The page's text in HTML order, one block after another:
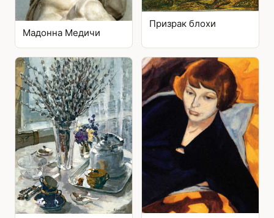
Мадонна Медичи
Призрак блохи